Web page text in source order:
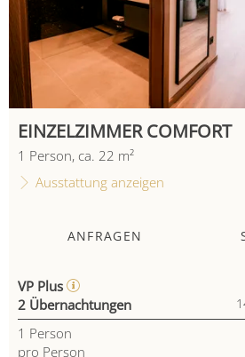
EINZELZIMMER COMFORT
1 Person, ca. 22 m²
Ausstattung anzeigen
ANFRAGEN
VP Plus
2 Übernachtungen
1 Person
pro Person